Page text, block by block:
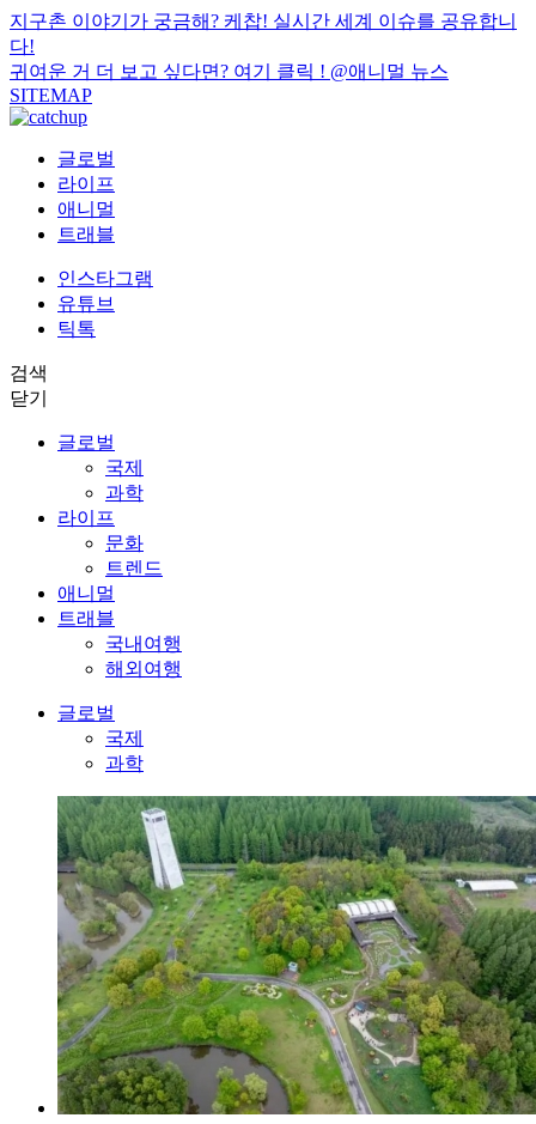
지구촌 이야기가 궁금해? 케찹! 실시간 세계 이슈를 공유합니
다!
귀여운 거 더 보고 싶다면? 여기 클릭 ! @애니멀 뉴스
SITEMAP
글로벌
라이프
애니멀
트래블
인스타그램
유튜브
틱톡
검색
닫기
글로벌
국제
과학
라이프
문화
트렌드
애니멀
트래블
국내여행
해외여행
글로벌
국제
과학